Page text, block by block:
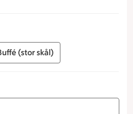
(stor skål)